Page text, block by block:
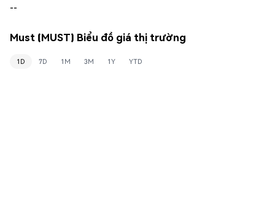
--
Must (MUST) Biểu đồ giá thị trường
1D 7D 1M 3M 1Y YTD